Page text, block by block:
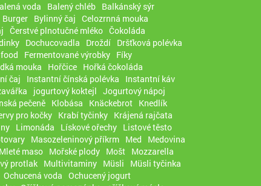
voda Balený chléb Balkánský sýr
Burger Bylinný čaj Celozrnná mouka
Čerstvé plnotučné mléko Čokoláda
Dochucovadla Droždí Dršťková polévka
Fermentované výrobky Fíky
mouka Hořčice Hořká čokoláda
čaj Instantní čínská polévka
Instantní káv
jogurtový koktejl Jogurtový nápoj
pečeně Klobása Knäckebrot Knedlík
pro kočky Krabí tyčinky Krájená rajčata
Limonáda Lískové ořechy Listové těsto
Masozeleninový příkrm Med
Medovina
Mleté maso Mořské plody Mošt Mozzarella
protlak Multivitaminy Müsli
Müsli tyčinka
Ochucená voda Ochucený jogurt